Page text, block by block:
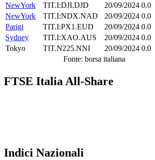
NewYork
TIT.I:DJI.DJD 20/09/2024 0.0
NewYork
TIT.I:NDX.NAD 20/09/2024 0.0
Parigi
TIT.I:PX1.EUD 20/09/2024 0.0
Sydney
TIT.I:XAO.AUS 20/09/2024 0.0
Tokyo
TIT.N225.NNI 20/09/2024 0.0
Fonte: borsa italiana
FTSE Italia All-Share
Indici Nazionali